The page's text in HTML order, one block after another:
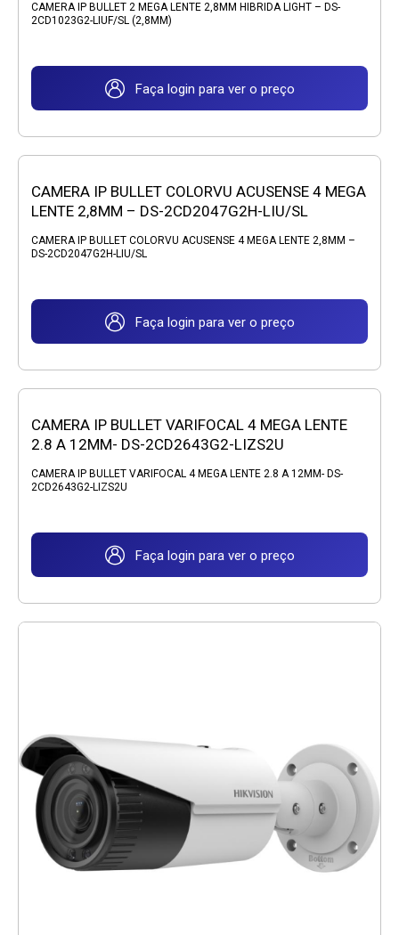
CAMERA IP BULLET 2 MEGA LENTE 2,8MM HIBRIDA LIGHT – DS-
2CD1023G2-LIUF/SL (2,8MM)
Faça login para ver o preço
CAMERA IP BULLET COLORVU ACUSENSE 4 MEGA
LENTE 2,8MM – DS-2CD2047G2H-LIU/SL
CAMERA IP BULLET COLORVU ACUSENSE 4 MEGA LENTE 2,8MM –
DS-2CD2047G2H-LIU/SL
Faça login para ver o preço
CAMERA IP BULLET VARIFOCAL 4 MEGA LENTE
2.8 A 12MM- DS-2CD2643G2-LIZS2U
CAMERA IP BULLET VARIFOCAL 4 MEGA LENTE 2.8 A 12MM- DS-
2CD2643G2-LIZS2U
Faça login para ver o preço